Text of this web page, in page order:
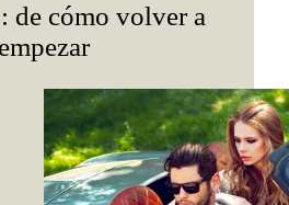
de cómo volver a
empezar